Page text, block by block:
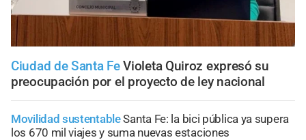
Ciudad de Santa Fe Violeta Quiroz expresó su
preocupación por el proyecto de ley nacional
Movilidad sustentableSanta Fe: la bici pública ya supera
los 670 mil viajes y suma nuevas estaciones